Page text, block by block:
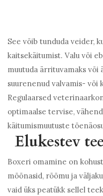
See võib tunduda veider,
kaitsekäitumist. Valu või
muutuda ärrituvamaks või
suurenenud valvamis- või
Regulaarsed
optimaalse tervise,
käitumismuutuste
Elukestev
Boxeri omamine on
mõõnasid, rõõmu ja
vaid üks peatükk sellel